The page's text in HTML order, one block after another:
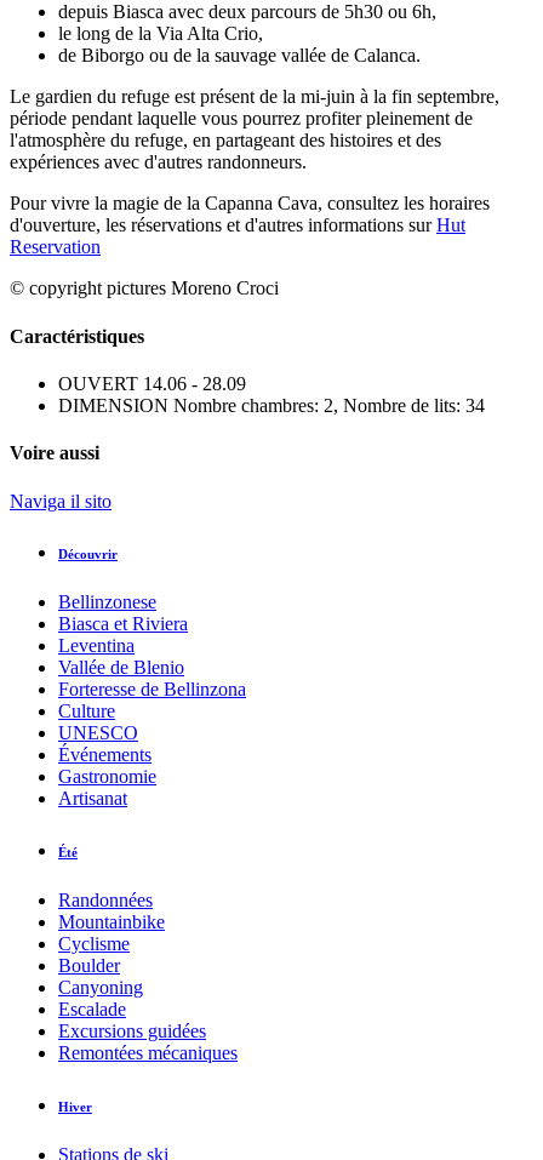
depuis Biasca avec deux parcours de 5h30 ou 6h,
le long de la Via Alta Crio,
de Biborgo ou de la sauvage vallée de Calanca.
Le gardien du refuge est présent de la mi-juin à la fin septembre,
période pendant laquelle vous pourrez profiter pleinement de
l'atmosphère du refuge, en partageant des histoires et des
expériences avec d'autres randonneurs.
Pour vivre la magie de la Capanna Cava, consultez les horaires
d'ouverture, les réservations et d'autres informations surHut
Reservation
© copyright pictures Moreno Croci
Caractéristiques
OUVERT 14.06 - 28.09
DIMENSION Nombre chambres: 2, Nombre de lits: 34
Voire aussi
Naviga il sito
Découvrir
Bellinzonese
Biasca et Riviera
Leventina
Vallée de Blenio
Forteresse de Bellinzona
Culture
UNESCO
Événements
Gastronomie
Artisanat
Été
Randonnées
Mountainbike
Cyclisme
Boulder
Canyoning
Escalade
Excursions guidées
Remontées mécaniques
Hiver
Stations de ski